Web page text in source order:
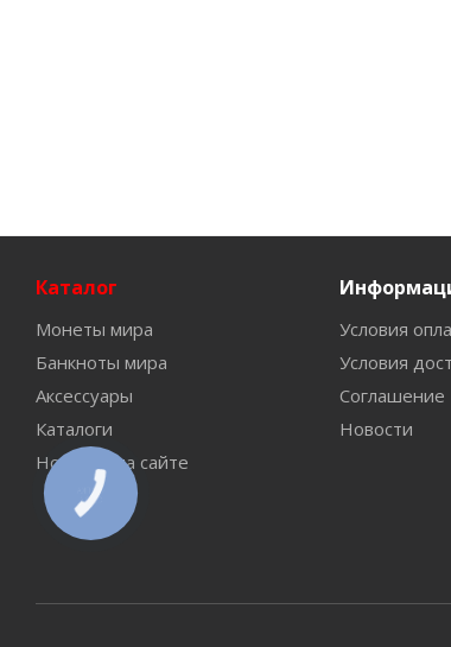
Каталог
Монеты мира
Банкноты мира
Аксессуары
Каталоги
Новинки на сайте
Условия
Условия
Соглашение
Новости
КНОПКА
СВЯЗИ